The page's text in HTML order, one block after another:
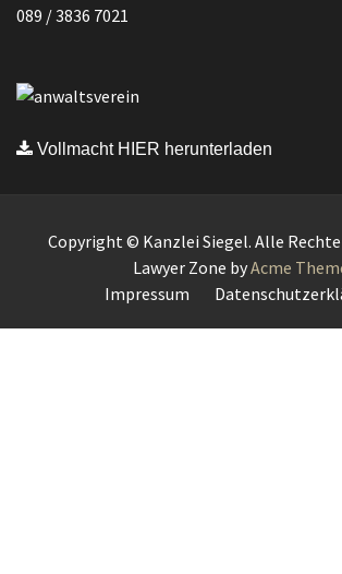
089 / 3836 7021
Vollmacht HIER herunterladen
Copyright © Kanzlei Siegel. Alle
Lawyer Zone byAcme
Impressum